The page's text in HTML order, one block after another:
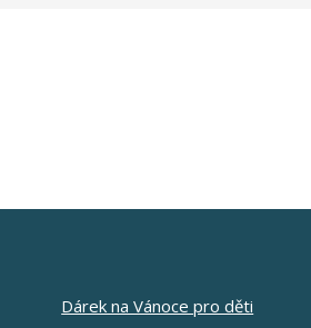
Dárek na Vánoce pro děti